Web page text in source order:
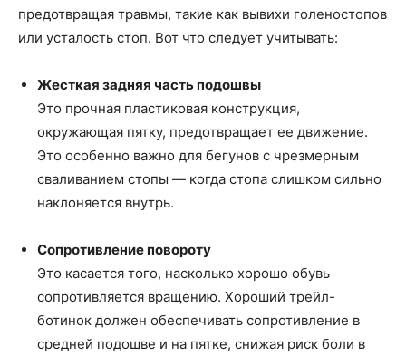
предотвращая травмы, такие как вывихи голеностопов
или усталость стоп. Вот что следует учитывать:
Жесткая задняя часть подошвы
Это прочная пластиковая конструкция,
окружающая пятку, предотвращает ее движение.
Это особенно важно для бегунов с чрезмерным
сваливанием стопы — когда стопа слишком сильно
наклоняется внутрь.
Сопротивление повороту
Это касается того, насколько хорошо обувь
сопротивляется вращению. Хороший трейл-
ботинок должен обеспечивать сопротивление в
средней подошве и на пятке, снижая риск боли в